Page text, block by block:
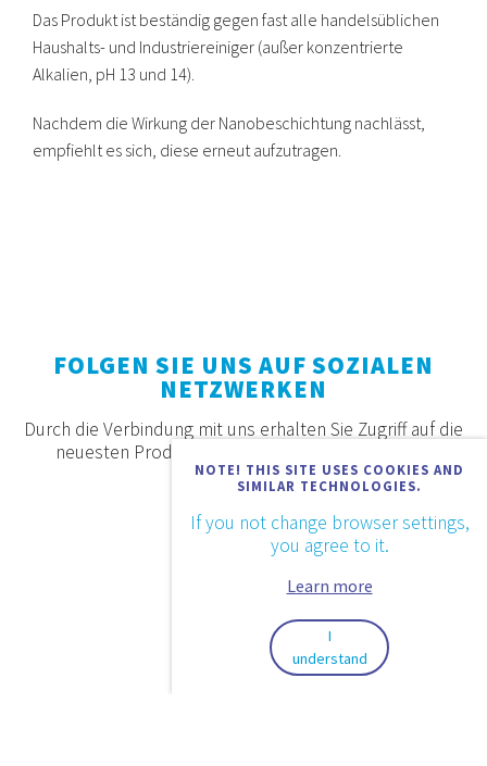
Das Produkt ist beständig gegen fast alle handelsüblichen
Haushalts- und Industriereiniger (außer konzentrierte
Alkalien, pH 13 und 14).
Nachdem die Wirkung der Nanobeschichtung nachlässt,
empfiehlt es sich, diese erneut aufzutragen.
NOTE! THIS SITE USES COOKIES AND
SIMILAR TECHNOLOGIES.
If you not change browser settings,
you agree to it.
Learn more
I
understand
FOLGEN SIE UNS AUF SOZIALEN
NETZWERKEN
Durch die Verbindung mit uns erhalten Sie Zugriff auf die
neuesten Produkte, Angebote und Neuigkeiten.